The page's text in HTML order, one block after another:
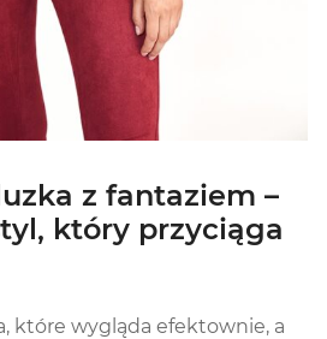
z fantaziem –
który przyciąga
które wygląda efektownie, a